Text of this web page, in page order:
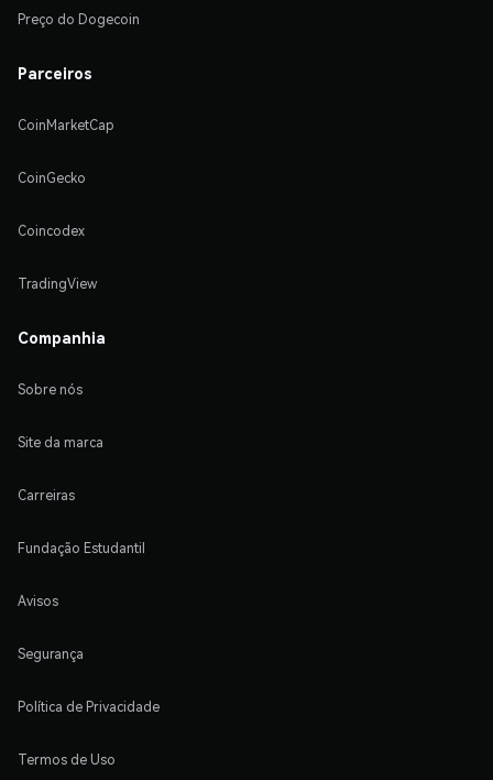
Preço do Dogecoin
Parceiros
CoinMarketCap
CoinGecko
Coincodex
TradingView
Companhia
Sobre nós
Site da marca
Carreiras
Fundação Estudantil
Avisos
Segurança
Política de Privacidade
Termos de Uso